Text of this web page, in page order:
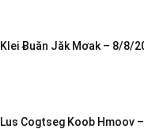
Klei Ƀuăn Jăk Mơak – 8/8/
Lus Cogtseg Koob Hmoov